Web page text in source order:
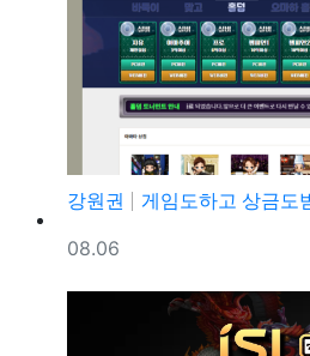
강원권
게임도하고 상금도
등록일
08.06